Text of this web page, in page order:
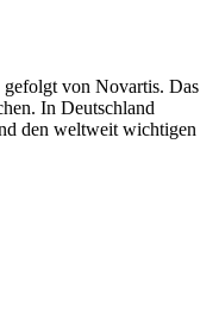
von Novartis. Das
In Deutschland
den weltweit wichtigen